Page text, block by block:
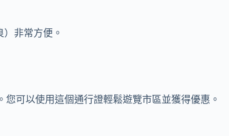
非常方便。
您可以使用這個通行證輕鬆遊覽市區並獲得優惠。